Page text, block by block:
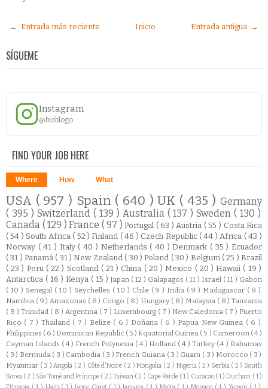
← Entrada más reciente Entrada antigua →
Inicio
SÍGUEME
Instagram
@bioblogo
FIND YOUR JOB HERE
Where How What
USA ( 957 ) Spain ( 640 )UK ( 435 )Germany
( 395 ) Switzerland ( 139 ) Australia ( 137 )Sweden( 130 )
Canada ( 129 )France ( 97 )Portugal ( 63 ) Austria ( 55 ) Costa Rica
( 54 ) South Africa ( 52 )Finland ( 46 ) Czech Republic ( 44 ) Africa ( 43 )
Norway ( 41 ) Italy ( 40 ) Netherlands ( 40 )Denmark ( 35 ) Ecuador
( 31 )Panamá ( 31 ) New Zealand ( 30 )Poland ( 30 ) Belgium ( 25 )Brazil
( 23 ) Peru ( 22 ) Scotland ( 21 ) China ( 20 ) Mexico ( 20 )Hawaii ( 19 )
Antarctica ( 16 ) Kenya ( 15 ) Japan ( 12 ) Galapagos ( 11 ) Israel ( 11 ) Gabon
( 10 ) Senegal ( 10 ) Seychelles ( 10 ) Chile ( 9 ) India ( 9 ) Madagascar ( 9 )
Namibia ( 9 ) Amazonas ( 8 ) Congo ( 8 ) Hungary ( 8 ) Malaysia ( 8 ) Tanzania
( 8 ) Trinidad ( 8 ) Argentina ( 7 ) Luxembourg ( 7 ) New Caledonia ( 7 ) Puerto
Rico ( 7 ) Thailand ( 7 ) Belize ( 6 ) Doñana ( 6 ) Papua New Guinea ( 6 )
Philippines ( 6 ) Dominican Republic ( 5 ) Equatorial Guinea ( 5 ) Cameroon ( 4 )
Cayman Islands ( 4 ) French Polynesia ( 4 ) Holland ( 4 ) Turkey ( 4 ) Bahamas
( 3 ) Bermuda ( 3 ) Cambodia ( 3 ) French Guiana ( 3 ) Guam ( 3 ) Morocco ( 3 )
Myanmar ( 3 )Angola ( 2 ) Côte d'Ivoire ( 2 )Mongolia ( 2 ) Nigeria ( 2 ) Serbia ( 2 ) South
Korea ( 2 ) São Tomé and Príncipe ( 2 ) Taiwan ( 2 ) Cape Verde ( 1 ) Curacao ( 1 )Durham ( 1 )